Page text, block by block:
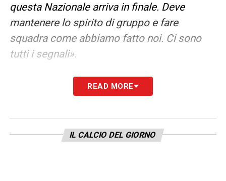
questa Nazionale arriva in finale. Deve
mantenere lo spirito di gruppo e fare
squadra come abbiamo fatto noi. Ci sono
tutti i segnali».
SIMILITUDINI CON CHIELLINI –
un grande marcatore. Ero il terzino ma
’82, l’ho fatto io. Mi allargavo, poi stringevo
sull’attaccante».
READ MORE
IL CALCIO DEL GIORNO